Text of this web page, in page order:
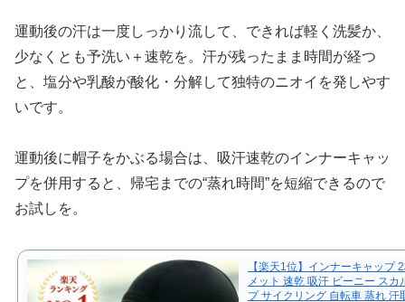
運動後の汗は一度しっかり流して、できれば軽く洗髪か、
少なくとも予洗い＋速乾を。汗が残ったまま時間が経つ
と、塩分や乳酸が酸化・分解して独特のニオイを発しやす
いです。
運動後に帽子をかぶる場合は、吸汗速乾のインナーキャッ
プを併用すると、帰宅までの“蒸れ時間”を短縮できるので
お試しを。
【楽天1位】インナーキャップ
メット 速乾 吸汗 ビーニー スカ
プ サイクリング 自転車 蒸れ 汗